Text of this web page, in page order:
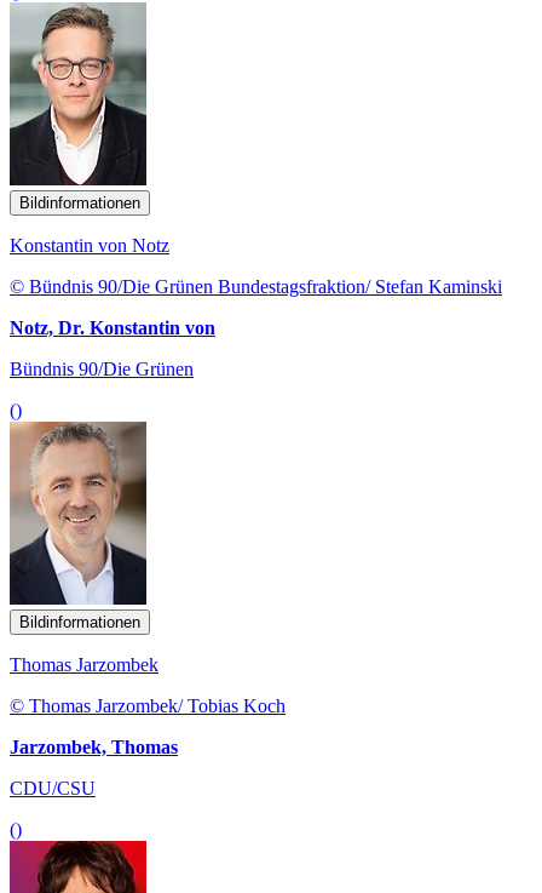
Bildinformationen
Konstantin von Notz
© Bündnis 90/Die Grünen Bundestagsfraktion/ Stefan Kaminski
Notz, Dr. Konstantin von
Bündnis 90/Die Grünen
()
Bildinformationen
Thomas Jarzombek
© Thomas Jarzombek/ Tobias Koch
Jarzombek, Thomas
CDU/CSU
()